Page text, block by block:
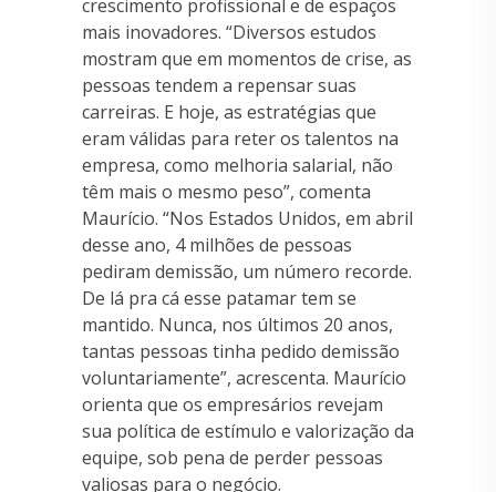
crescimento profissional e de espaços
mais inovadores. “Diversos estudos
mostram que em momentos de crise, as
pessoas tendem a repensar suas
carreiras. E hoje, as estratégias que
eram válidas para reter os talentos na
empresa, como melhoria salarial, não
têm mais o mesmo peso”, comenta
Maurício. “Nos Estados Unidos, em abril
desse ano, 4 milhões de pessoas
pediram demissão, um número recorde.
De lá pra cá esse patamar tem se
mantido. Nunca, nos últimos 20 anos,
tantas pessoas tinha pedido demissão
voluntariamente”, acrescenta. Maurício
orienta que os empresários revejam
sua política de estímulo e valorização da
equipe, sob pena de perder pessoas
valiosas para o negócio.